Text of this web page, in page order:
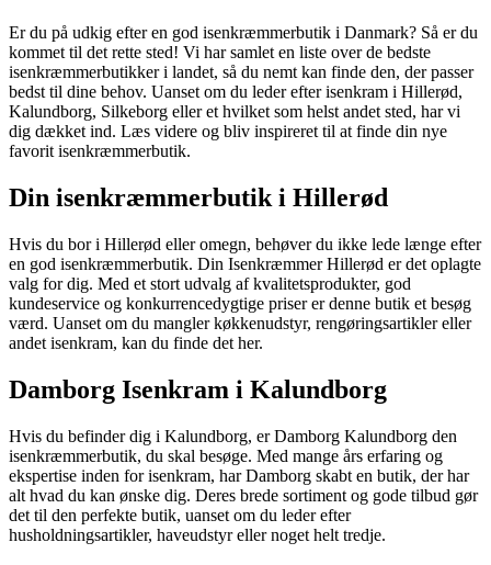
Er du på udkig efter en god isenkræmmerbutik i Danmark? Så er du
kommet til det rette sted! Vi har samlet en liste over de bedste
isenkræmmerbutikker i landet, så du nemt kan finde den, der passer
bedst til dine behov. Uanset om du leder efter isenkram i Hillerød,
Kalundborg, Silkeborg eller et hvilket som helst andet sted, har vi
dig dækket ind. Læs videre og bliv inspireret til at finde din nye
favorit isenkræmmerbutik.
Din isenkræmmerbutik i Hillerød
Hvis du bor i Hillerød eller omegn, behøver du ikke lede længe efter
en god isenkræmmerbutik. Din Isenkræmmer Hillerød er det oplagte
valg for dig. Med et stort udvalg af kvalitetsprodukter, god
kundeservice og konkurrencedygtige priser er denne butik et besøg
værd. Uanset om du mangler køkkenudstyr, rengøringsartikler eller
andet isenkram, kan du finde det her.
Damborg Isenkram i Kalundborg
Hvis du befinder dig i Kalundborg, er Damborg Kalundborg den
isenkræmmerbutik, du skal besøge. Med mange års erfaring og
ekspertise inden for isenkram, har Damborg skabt en butik, der har
alt hvad du kan ønske dig. Deres brede sortiment og gode tilbud gør
det til den perfekte butik, uanset om du leder efter
husholdningsartikler, haveudstyr eller noget helt tredje.